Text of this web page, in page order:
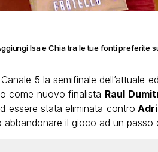
Isa e Chia tra le tue fonti preferite
5 la semifinale dell’attuale
come nuovo finalista Raul
essere stata eliminata contro
il gioco ad un passo